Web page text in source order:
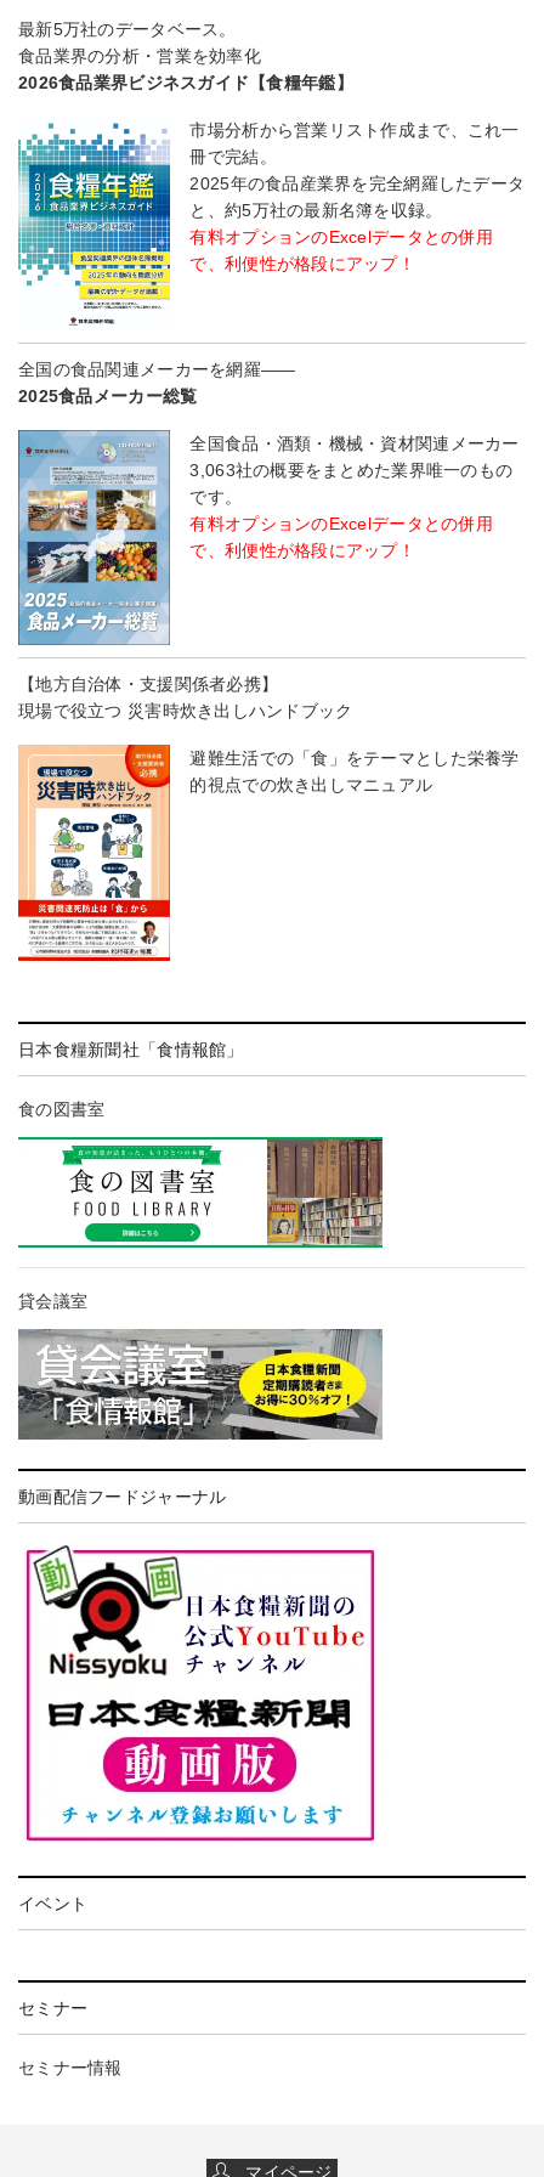
最新5万社のデータベース。
食品業界の分析・営業を効率化
2026食品業界ビジネスガイド【食糧年鑑】
市場分析から営業リスト作成まで、これ一
冊で完結。
2025年の食品産業界を完全網羅したデータ
と、約5万社の最新名簿を収録。
有料オプションのExcelデータとの併用
で、利便性が格段にアップ！
全国の食品関連メーカーを網羅――
2025食品メーカー総覧
全国食品・酒類・機械・資材関連メーカー
3,063社の概要をまとめた業界唯一のもの
です。
有料オプションのExcelデータとの併用
で、利便性が格段にアップ！
【地方自治体・支援関係者必携】
現場で役立つ 災害時炊き出しハンドブック
避難生活での「食」をテーマとした栄養学
的視点での炊き出しマニュアル
日本食糧新聞社「食情報館」
食の図書室
貸会議室
動画配信フードジャーナル
イベント
セミナー
セミナー情報
マイページ